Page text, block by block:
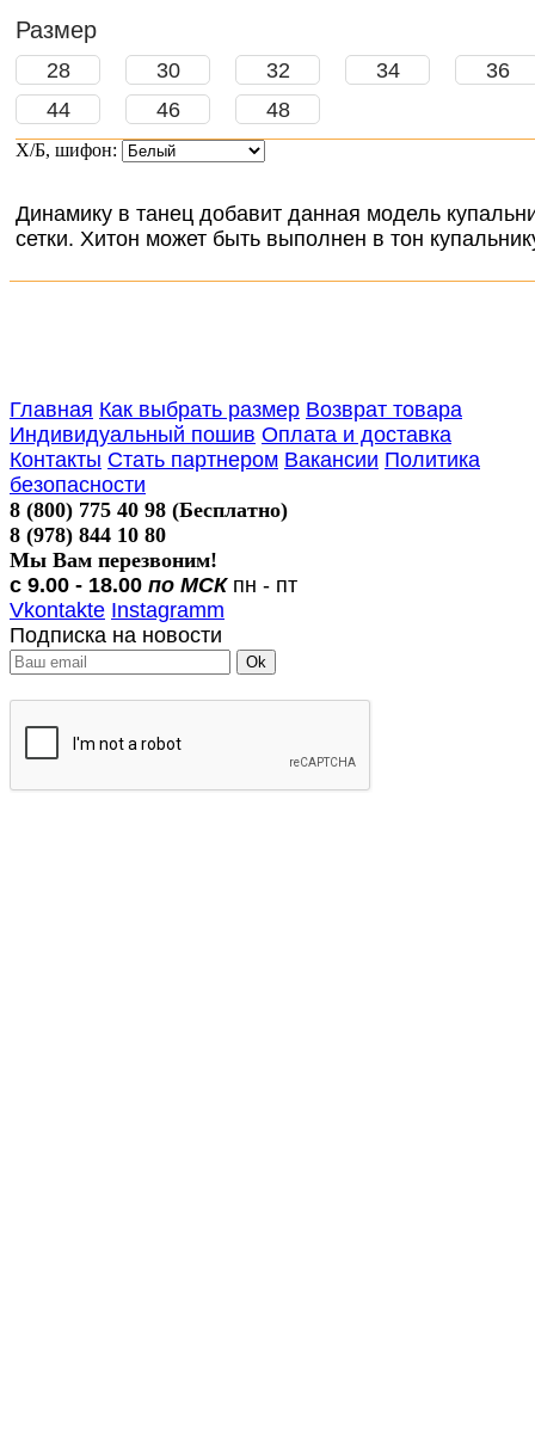
Размер
28 30 32 34
36
44
46 48
Х/Б, шифон:
Динамику в танец добавит данная модель
сетки. Хитон может быть выполнен в тон
Главная Как выбрать размер Возврат товара
Индивидуальный пошив Оплата и доставка
Контакты Стать партнером Вакансии Политика
безопасности
8 (800) 775 40 98 (Бесплатно)
8 (978) 844 10 80
Мы Вам перезвоним!
с 9.00 - 18.00 по МСКпн - пт
Vkontakte Instagramm
Подписка на новости